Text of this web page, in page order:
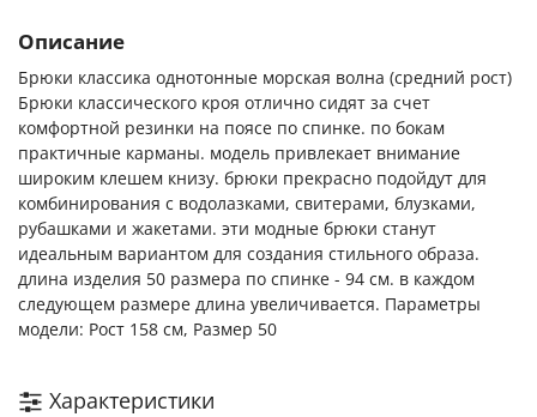
Описание
Брюки классика однотонные морская волна (средний рост)
Брюки классического кроя отлично сидят за счет
комфортной резинки на поясе по спинке. по бокам
практичные карманы. модель привлекает внимание
широким клешем книзу. брюки прекрасно подойдут для
комбинирования с водолазками, свитерами, блузками,
рубашками и жакетами. эти модные брюки станут
идеальным вариантом для создания стильного образа.
длина изделия 50 размера по спинке - 94 см. в каждом
следующем размере длина увеличивается. Параметры
модели: Рост 158 см, Размер 50
Характеристики